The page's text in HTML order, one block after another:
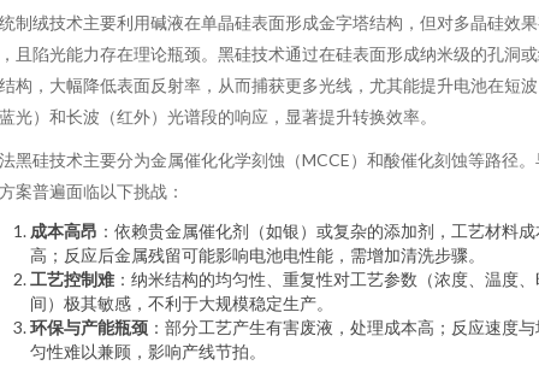
制绒技术主要利用碱液在单晶硅表面形成金字塔结构，但对多晶硅效
且陷光能力存在理论瓶颈。黑硅技术通过在硅表面形成纳米级的孔洞
构，大幅降低表面反射率，从而捕获更多光线，尤其能提升电池在短波
光）和长波（红外）光谱段的响应，显著提升转换效率。
黑硅技术主要分为金属催化化学刻蚀（MCCE）和酸催化刻蚀等路径。
案普遍面临以下挑战：
成本高昂 ：依赖贵金属催化剂（如银）或复杂的添加剂，工艺材料成
高；反应后金属残留可能影响电池电性能，需增加清洗步骤。
工艺控制难 ：纳米结构的均匀性、重复性对工艺参数（浓度、温度、
间）极其敏感，不利于大规模稳定生产。
环保与产能瓶颈 ：部分工艺产生有害废液，处理成本高；反应速度与
匀性难以兼顾，影响产线节拍。